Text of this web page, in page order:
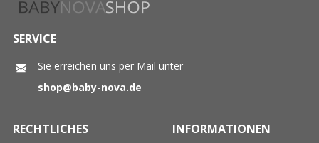
SERVICE
Sie erreichen uns per Mail unter
shop@baby-nova.de
RECHTLICHES INFORMATIONEN